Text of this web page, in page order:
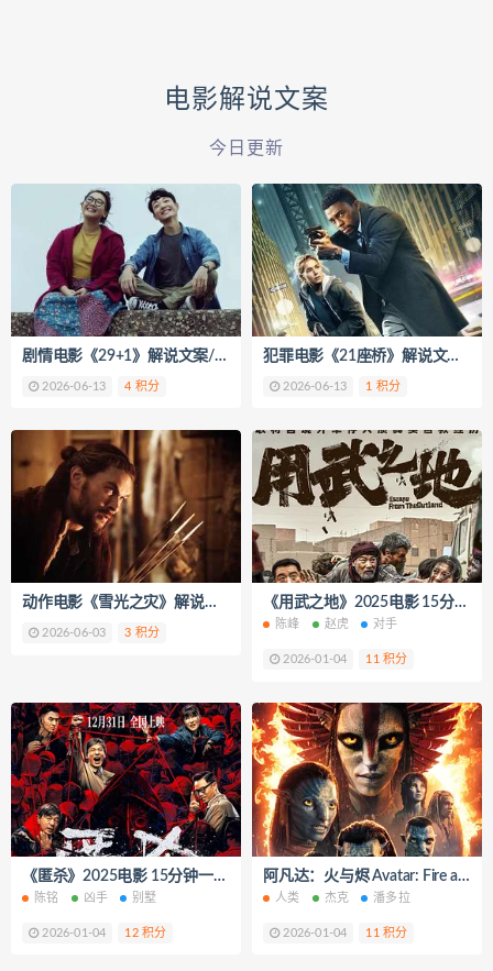
电影解说文案
今日更新
剧情电影《29+1》解说文案/片源下载
2026-06-13 4 积分
犯罪电影《21座桥》解说文案/片源下载
2026-06-13 1 积分
动作电影《雪光之灾》解说文案/片源下载
2026-06-03 3 积分
《用武之地》2025电影 15分钟一口气看完 短视频解说文案
陈峰 赵虎 对手
2026-01-04 11 积分
《匿杀》2025电影 15分钟一口气看完 短视频解说文案
陈铭 凶手 别墅
2026-01-04 12 积分
阿凡达：火与烬 Avatar: Fire and Ash‎ (2025) 15分钟一口气看完 短视频解说文案
人类 杰克 潘多拉
2026-01-04 11 积分